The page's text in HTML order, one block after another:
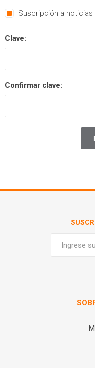
Suscripción a noticias
Clave:
Confirmar clave: